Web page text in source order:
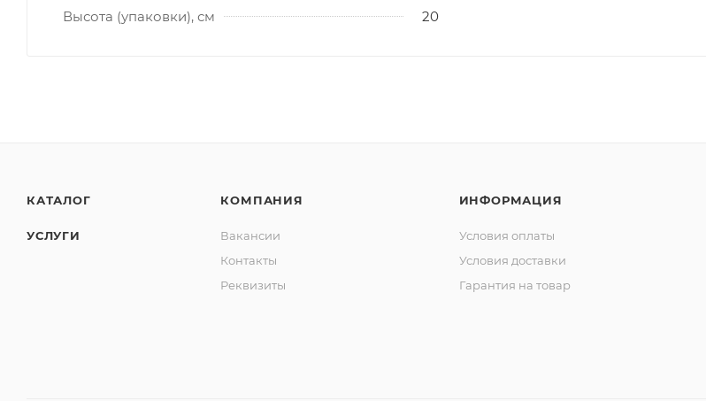
Высота (упаковки), см
20
КАТАЛОГ
УСЛУГИ
КОМПАНИЯ
Вакансии
Контакты
Реквизиты
ИНФОРМАЦИЯ
Условия оплаты
Условия доставки
Гарантия на товар